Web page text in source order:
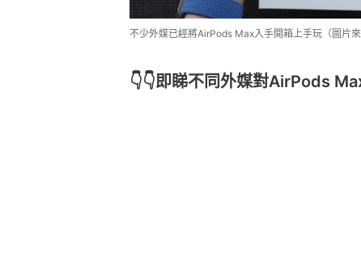
不少外媒已經將AirPods Max入手開箱上手玩（圖片來
👇👇即睇不同外媒對AirPods